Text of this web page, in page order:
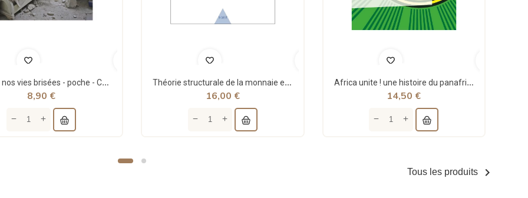
Le fil de nos vies brisées - poche - Cécile Hennion - Points
8,90 €
Théorie structurale de la monnaie et applications - Jean Rémy - Sigest
16,00 €
Africa unite ! une histoire du panafricanisme - poche - Amzat Boukari-yabara - La découverte
14,50 €
Tous les produits 